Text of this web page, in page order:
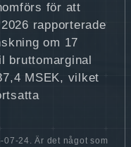
för att
rapporterade
om 17
bruttomarginal
MSEK, vilket
24. Är det något som